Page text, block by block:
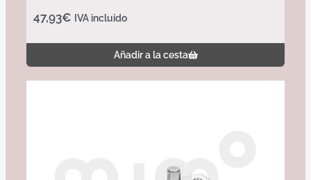
47,93€ IVA incluido
Añadir a la cesta